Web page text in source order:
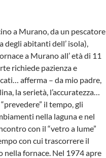
a Murano, da un pescatore
degli abitanti dell’ isola),
a Murano all’ età di 11
richiede pazienza e
afferma – da mio padre,
la serietà, l’accuratezza…
il tempo, gli
nella laguna e nel
con il “vetro a lume”
con cui trascorrere il
fornace. Nel 1974 apre